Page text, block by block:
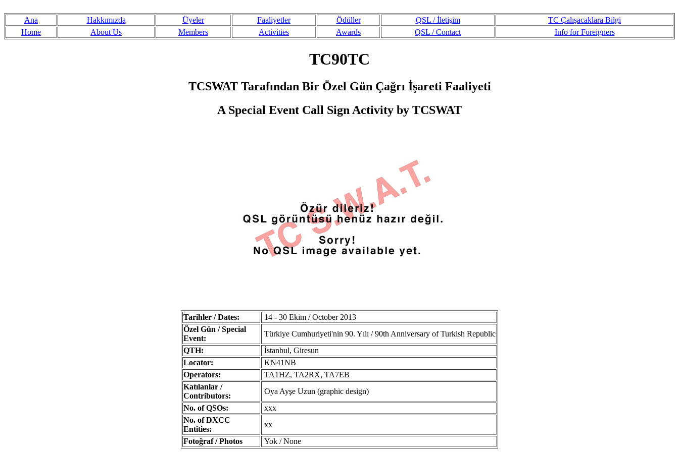
Ana Hakkımızda Üyeler Faaliyetler Ödüller QSL / İletişim
TC Çalışacaklara Bilgi
Home
About Us Members Activities Awards QSL / Contact Info for Foreigners
TC90TC
TCSWAT Tarafından Bir Özel Gün Çağrı İşareti Faaliyeti
A Special Event Call Sign Activity by TCSWAT
Tarihler / Dates:
14 - 30 Ekim / October 2013
Özel Gün / Special
Event:
Türkiye Cumhuriyeti'nin 90. Yılı / 90th Anniversary of Turkish Republic
QTH:
İstanbul, Giresun
Locator:
KN41NB
Operators:
TA1HZ, TA2RX, TA7EB
Katılanlar /
Contributors:
Oya Ayşe Uzun (graphic design)
No. of QSOs:
xxx
No. of DXCC
Entities:
xx
Fotoğraf / Photos
Yok / None